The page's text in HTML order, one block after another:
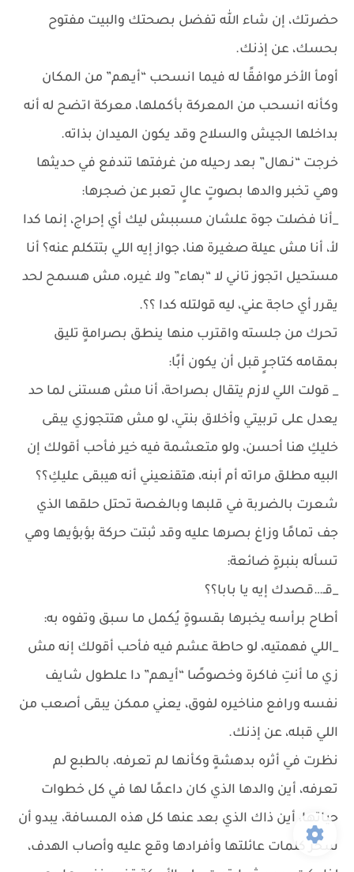
حضرتك، إن شاء الله تفضل بصحتك والبيت مفتوح
بحسك، عن إذنك.
أومأ الأخر موافقًا له فيما انسحب “أيـهم” من المكان
وكأنه انسحب من المعركة بأكملها، معركة اتضح له أنه
بداخلها الجيش والسلاح وقد يكون الميدان بذاته.
خرجت “نـهال” بعد رحيله من غرفتها تندفع في حديثها
وهي تخبر والدها بصوتٍ عالٍ تعبر عن ضجرها:
_أنا فضلت جوة علشان مسببش ليك أي إحراج، إنما كدا
لأ، أنا مش عيلة صغيرة هنا، جواز إيه اللي بتتكلم عنه؟ أنا
مستحيل اتجوز تاني لا “بهاء” ولا غيره، مش هسمح لحد
يقرر أي حاجة عني، ليه قولتله كدا ؟؟.
تحرك من جلسته واقترب منها ينطق بصرامةٍ تليق
بمقامه كتاجرٍ قبل أن يكون أبًا:
_ قولت اللي لازم يتقال بصراحة، أنا مش هستنى لما حد
يعدل على تربيتي وأخلاق بنتي، لو مش هتتجوزي يبقى
خليكِ هنا أحسن، ولو متعشمة فيه خير فأحب أقولك إن
البيه مطلق مراته أم أبنه، هتقنعيني أنه هيبقى عليكِ؟؟
شعرت بالضربة في قلبها وبالغصة تحتل حلقها الذي
جف تمامًا وزاغ بصرها عليه وقد ثبتت حركة بؤبؤيها وهي
تسأله بنبرةٍ ضائعة:
_قـ…قصدك إيه يا بابا؟؟
أطاح برأسه يخبرها بقسوةٍ يُكمل ما سبق وتفوه به:
_اللي فهمتيه، لو حاطة عشم فيه فأحب أقولك إنه مش
زي ما أنتِ فاكرة وخصوصًا “أيـهم” دا علطول شايف
نفسه ورافع مناخيره لفوق، يعني ممكن يبقى أصعب من
اللي قبله، عن إذنك.
نظرت في أثره بدهشةٍ وكأنها لم تعرفه، بالطبع لم
تعرفه، أين والدها الذي كان داعمًا لها في كل خطوات
حياتها، أين ذاك الذي بعد عنها كل هذه المسافة، يبدو أن
سحر كلمات عائلتها وأفرادها وقع عليه وأصاب الهدف،